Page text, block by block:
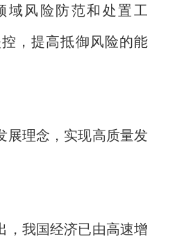
域风险防范和处置工
，提高抵御风险的能
展理念，实现高质量发
，我国经济已由高速增